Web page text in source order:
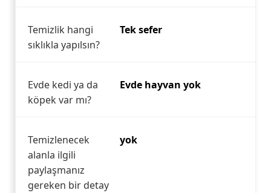
Temizlik hangi
sıklıkla yapılsın?
Tek sefer
Evde kedi ya da
köpek var mı?
Evde hayvan yok
Temizlenecek
alanla ilgili
paylaşmanız
gereken bir detay
yok